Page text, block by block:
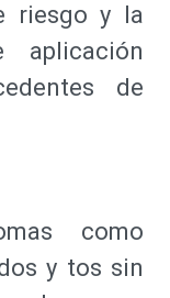
riesgo y la
de
como
y tos sin